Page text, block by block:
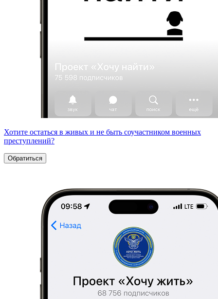
Хотите остаться в живых и не быть соучастником военных
преступлений?
Обратиться